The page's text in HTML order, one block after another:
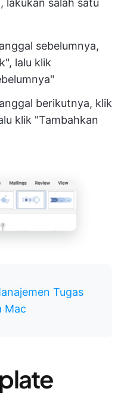
lakukan salah satu
sebelumnya,
lalu klik
berikutnya, klik
klik "Tambahkan
Tugas
Mac